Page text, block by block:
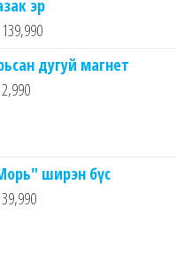
эр
139,990
дугуй магнет
2,990
ширэн бүс
39,990